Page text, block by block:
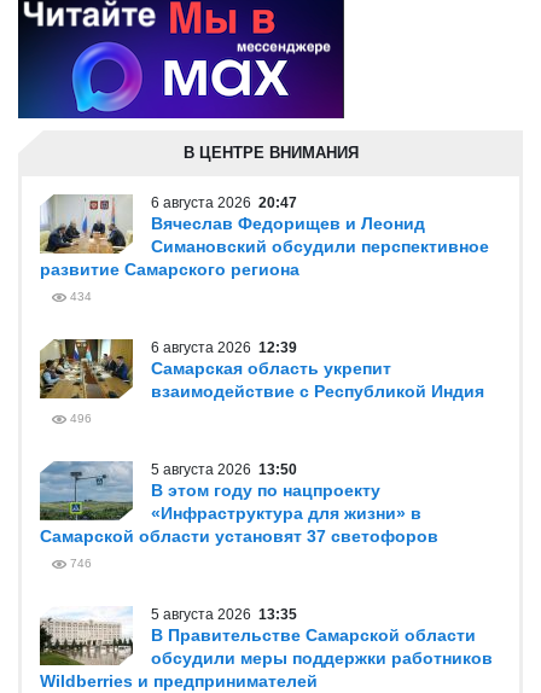
В ЦЕНТРЕ ВНИМАНИЯ
6 августа 2026 20:47
Вячеслав Федорищев и Леонид
Симановский обсудили перспективное
развитие Самарского региона
434
6 августа 2026 12:39
Самарская область укрепит
взаимодействие с Республикой Индия
496
5 августа 2026 13:50
В этом году по нацпроекту
«Инфраструктура для жизни» в
Самарской области установят 37 светофоров
746
5 августа 2026 13:35
В Правительстве Самарской области
обсудили меры поддержки работников
Wildberries и предпринимателей